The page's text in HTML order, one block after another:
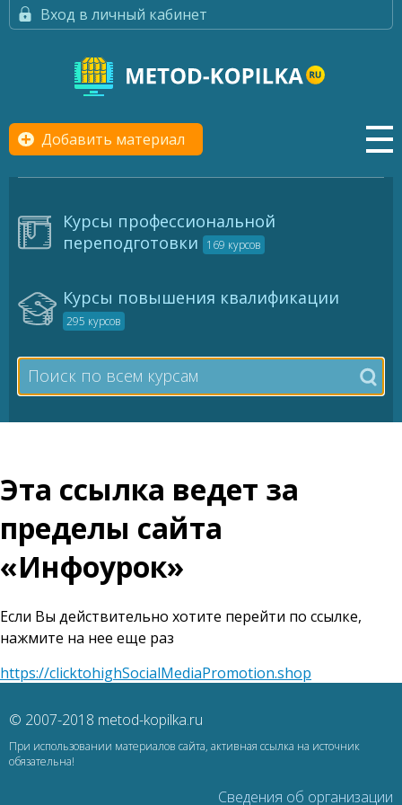
Вход в личный кабинет
Добавить материал
Курсы профессиональной
переподготовки
169 курсов
Курсы повышения квалификации
295 курсов
Эта ссылка ведет за
пределы сайта
«Инфоурок»
Если Вы действительно хотите перейти по ссылке,
нажмите на нее еще раз
https://clicktohighSocialMediaPromotion.shop
© 2007-2018 metod-kopilka.ru
При использовании материалов сайта, активная ссылка на источник
обязательна!
Сведения об организации